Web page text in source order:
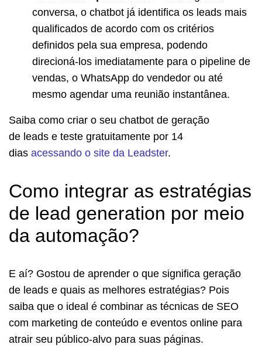
conversa, o chatbot já identifica os leads mais
qualificados de acordo com os critérios
definidos pela sua empresa, podendo
direcioná-los imediatamente para o pipeline de
vendas, o WhatsApp do vendedor ou até
mesmo agendar uma reunião instantânea.
Saiba como criar o seu chatbot de geração
de leads e teste gratuitamente por 14
dias acessando o site da Leadster.
Como integrar as estratégias
de lead generation por meio
da automação?
E aí? Gostou de aprender o que significa geração
de leads e quais as melhores estratégias? Pois
saiba que o ideal é combinar as técnicas de SEO
com marketing de conteúdo e eventos online para
atrair seu público-alvo para suas páginas.